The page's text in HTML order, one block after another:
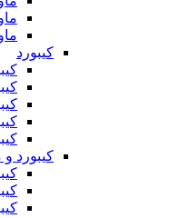
کیبورد
کیبورد